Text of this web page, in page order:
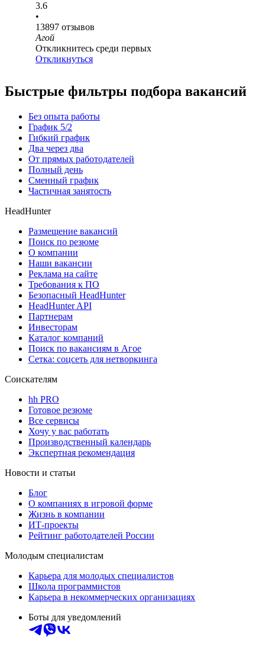
3.6
•
13897 отзывов
Агой
Откликнитесь среди первых
Откликнуться
Быстрые фильтры подбора вакансий
Без опыта работы
График 5/2
Гибкий график
Два через два
От прямых работодателей
Полный день
Сменный график
Частичная занятость
HeadHunter
Размещение вакансий
Поиск по резюме
О компании
Наши вакансии
Реклама на сайте
Требования к ПО
Безопасный HeadHunter
HeadHunter API
Партнерам
Инвесторам
Каталог компаний
Поиск по вакансиям в Агое
Сетка: соцсеть для нетворкинга
Соискателям
hh PRO
Готовое резюме
Все сервисы
Хочу у вас работать
Производственный календарь
Экспертная рекомендация
Новости и статьи
Блог
О компаниях в игровой форме
Жизнь в компании
ИТ-проекты
Рейтинг работодателей России
Молодым специалистам
Карьера для молодых специалистов
Школа программистов
Карьера в некоммерческих организациях
Боты для уведомлений